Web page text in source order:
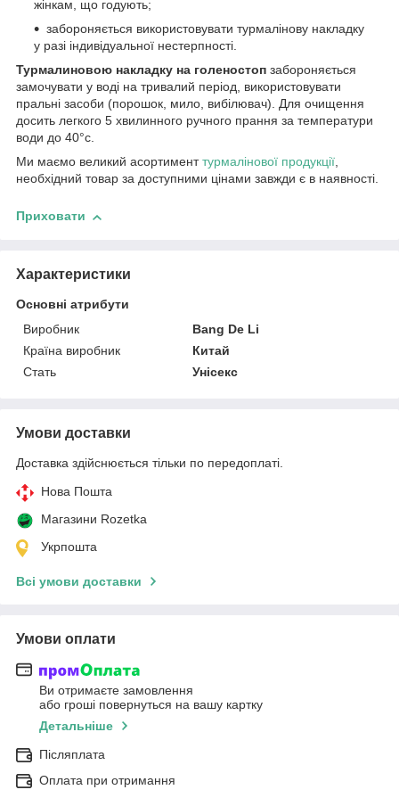
жінкам, що годують;
забороняється використовувати турмалінову накладку
у разі індивідуальної нестерпності.
Турмалиновою накладку на голеностоп забороняється
замочувати у воді на тривалий період, використовувати
пральні засоби (порошок, мило, вибілювач). Для очищення
досить легкого 5 хвилинного ручного прання за температури
води до 40°с.
Ми маємо великий асортименттурмалінової продукції,
необхідний товар за доступними цінами завжди є в наявності.
Приховати
Характеристики
Основні атрибути
Виробник
Bang De Li
Країна виробник
Китай
Стать
Унісекс
Умови доставки
Доставка здійснюється тільки по передоплаті.
Нова Пошта
Магазини Rozetka
Укрпошта
Всі умови доставки
Умови оплати
Ви отримаєте замовлення
або гроші повернуться на вашу картку
Детальніше
Післяплата
Оплата при отримання